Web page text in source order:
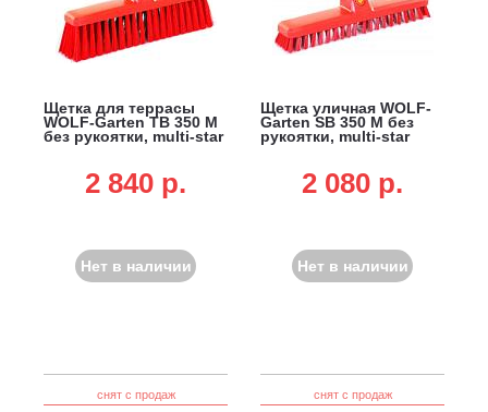
Щетка для террасы
WOLF-Garten TB 350 M
без рукоятки, multi-star
2 840 p.
Нет в наличии
Щетка уличная WOLF-
Garten SB 350 M без
рукоятки, multi-star
2 080 p.
Нет в наличии
снят с продаж снят с продаж